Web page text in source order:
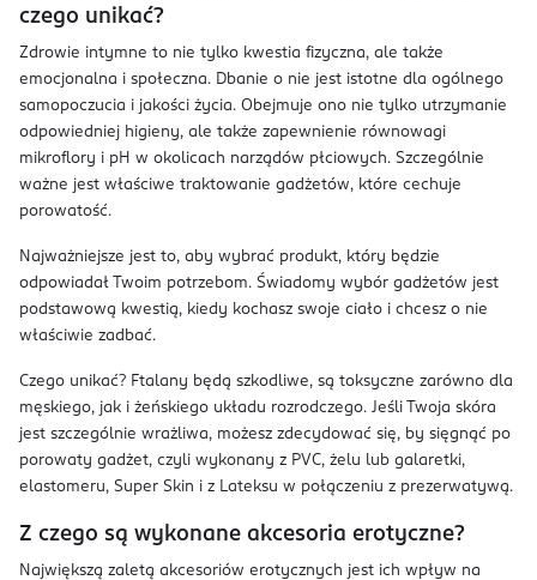
czego unikać?
Zdrowie intymne to nie tylko kwestia fizyczna, ale także
emocjonalna i społeczna. Dbanie o nie jest istotne dla ogólnego
samopoczucia i jakości życia. Obejmuje ono nie tylko utrzymanie
odpowiedniej higieny, ale także zapewnienie równowagi
mikroflory i pH w okolicach narządów płciowych. Szczególnie
ważne jest właściwe traktowanie gadżetów, które cechuje
porowatość.
Najważniejsze jest to, aby wybrać produkt, który będzie
odpowiadał Twoim potrzebom. Świadomy wybór gadżetów jest
podstawową kwestią, kiedy kochasz swoje ciało i chcesz o nie
właściwie zadbać.
Czego unikać? Ftalany będą szkodliwe, są toksyczne zarówno dla
męskiego, jak i żeńskiego układu rozrodczego. Jeśli Twoja skóra
jest szczególnie wrażliwa, możesz zdecydować się, by sięgnąć po
porowaty gadżet, czyli wykonany z PVC, żelu lub galaretki,
elastomeru, Super Skin i z Lateksu w połączeniu z prezerwatywą.
Z czego są wykonane akcesoria erotyczne?
Największą zaletą akcesoriów erotycznych jest ich wpływ na